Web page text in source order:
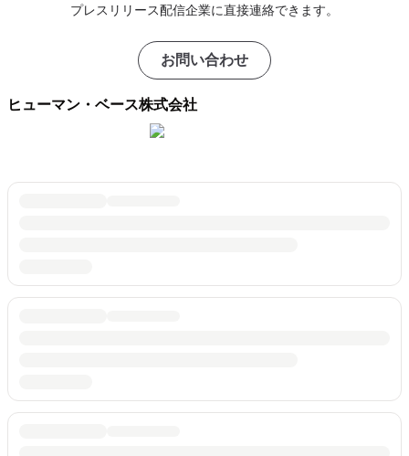
プレスリリース配信企業に直接連絡できます。
お問い合わせ
ヒューマン・ベース株式会社